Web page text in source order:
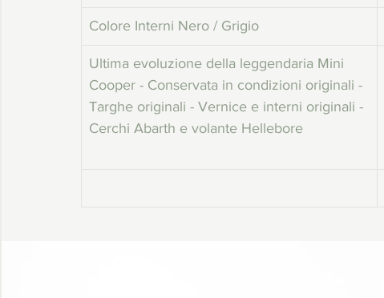
Colore Interni Nero / Grigio
Ultima evoluzione della leggendaria Mini
Cooper - Conservata in condizioni originali -
Targhe originali - Vernice e interni originali -
Cerchi Abarth e volante Hellebore